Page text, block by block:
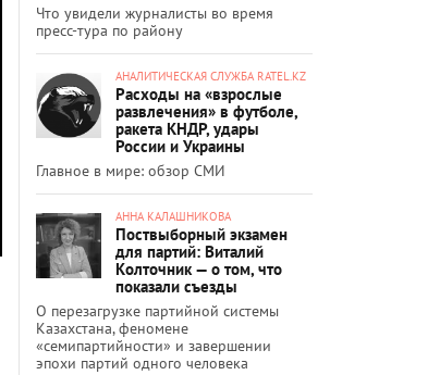
Что увидели журналисты во время
пресс-тура по району
АНАЛИТИЧЕСКАЯ СЛУЖБА RATEL.KZ
Расходы на «взрослые
развлечения» в футболе,
ракета КНДР, удары
России и Украины
Главное в мире: обзор СМИ
АННА КАЛАШНИКОВА
Поствыборный экзамен
для партий: Виталий
Колточник — о том, что
показали съезды
О перезагрузке партийной системы
Казахстана, феномене
«семипартийности» и завершении
эпохи партий одного человека